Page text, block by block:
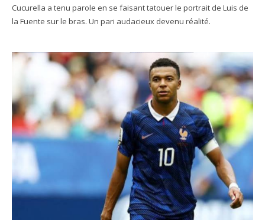
Cucurella a tenu parole en se faisant tatouer le portrait de Luis de
la Fuente sur le bras. Un pari audacieux devenu réalité.